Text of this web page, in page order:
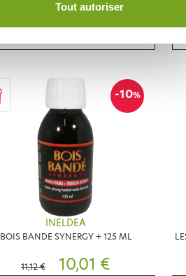
Tout autoriser
31,84 €
-10%
INELDEA
BOIS BANDE SYNERGY + 125 ML
11,12 € 10,01 €